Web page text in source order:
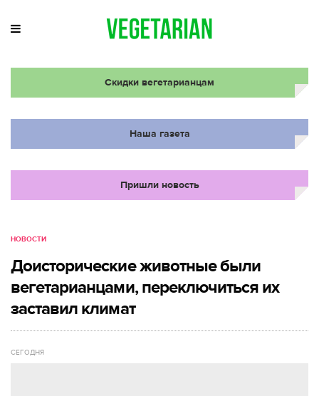
Скидки вегетарианцам
Наша газета
Пришли новость
НОВОСТИ
Доисторические животные были
вегетарианцами, переключиться их
заставил климат
СЕГОДНЯ